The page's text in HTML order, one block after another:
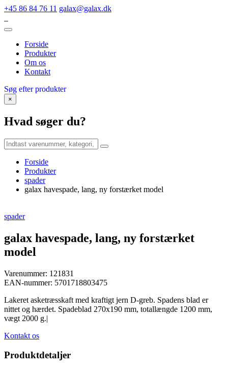
+45 86 84 76 11 galax@galax.dk
Forside
Produkter
Om os
Kontakt
Søg efter produkter
×
Hvad søger du?
Forside
Produkter
spader
galax havespade, lang, ny forstærket model
spader
galax havespade, lang, ny forstærket
model
Varenummer: 121831
EAN-nummer: 5701718803475
Lakeret asketræsskaft med kraftigt jern D-greb. Spadens blad er
nittet og hærdet. Spadeblad 270x190 mm, totallængde 1200 mm,
vægt 2000 g.|
Kontakt os
Produktdetaljer